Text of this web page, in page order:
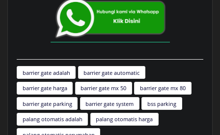
barrier gate adalah barrier gate automatic
barrier gate harga barrier gate mx 50 barrier gate mx 80
barrier gate parking barrier gate system bss parking
palang otomatis adalah palang otomatis harga